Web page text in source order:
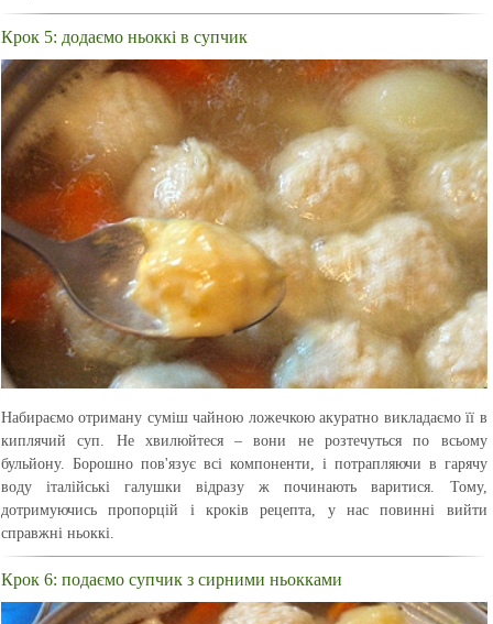
Крок 5: додаємо ньоккі в супчик
Набираємо отриману суміш чайною ложечкою акуратно викладаємо її в
киплячий суп. Не хвилюйтеся – вони не розтечуться по всьому
бульйону. Борошно пов'язує всі компоненти, і потрапляючи в гарячу
воду італійські галушки відразу ж починають варитися. Тому,
дотримуючись пропорцій і кроків рецепта, у нас повинні вийти
справжні ньоккі.
Крок 6: подаємо супчик з сирними ньокками